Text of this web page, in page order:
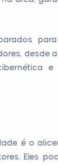
desde
é o
Eles